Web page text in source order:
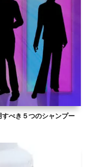
べき５つのシャンプー